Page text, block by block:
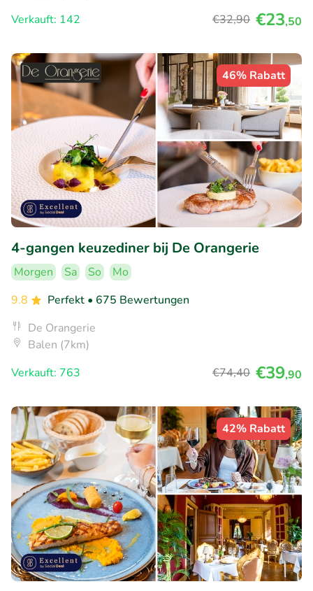
Verkauft: 142
€32,90 €23,50
46% Rabatt
4-gangen keuzediner bij De Orangerie
Morgen Sa So
Mo
9.8
Perfekt • 675 Bewertungen
De Orangerie
Balen (7km)
Verkauft: 763
€74,40 €39,90
42% Rabatt